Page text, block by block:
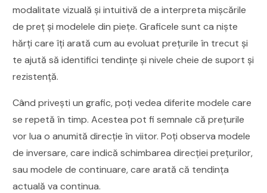
modalitate vizuală și intuitivă de a interpreta mișcările
de preț și modelele din piețe. Graficele sunt ca niște
hărți care îți arată cum au evoluat prețurile în trecut și
te ajută să identifici tendințe și nivele cheie de suport și
rezistență.
Când privești un grafic, poți vedea diferite modele care
se repetă în timp. Acestea pot fi semnale că prețurile
vor lua o anumită direcție în viitor. Poți observa modele
de inversare, care indică schimbarea direcției prețurilor,
sau modele de continuare, care arată că tendința
actuală va continua.